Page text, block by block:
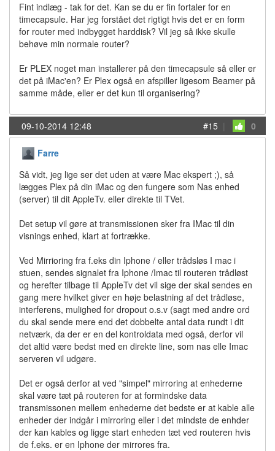
Fint indlæg - tak for det. Kan se du er fin fortaler for en
timecapsule. Har jeg forstået det rigtigt hvis det er en form
for router med indbygget harddisk? Vil jeg så ikke skulle
behøve min normale router?
Er PLEX noget man installerer på den timecapsule så eller er
det på iMac'en? Er Plex også en afspiller ligesom Beamer på
samme måde, eller er det kun til organisering?
09-10-2014 12:48 #15 | 0
Farre
Så vidt, jeg lige ser det uden at være Mac ekspert ;), så
lægges Plex på din iMac og den fungere som Nas enhed
(server) til dit AppleTv. eller direkte til TVet.
Det setup vil gøre at transmissionen sker fra IMac til din
visnings enhed, klart at fortrække.
Ved Mirrioring fra f.eks din Iphone / eller trådsløs I mac i
stuen, sendes signalet fra Iphone /Imac til routeren trådløst
og herefter tilbage til AppleTv det vil sige der skal sendes en
gang mere hvilket giver en høje belastning af det trådløse,
interferens, mulighed for dropout o.s.v (sagt med andre ord
du skal sende mere end det dobbelte antal data rundt i dit
netværk, da der er en del kontroldata med også, derfor vil
det altid være bedst med en direkte line, som nas elle Imac
serveren vil udgøre.
Det er også derfor at ved "simpel" mirroring at enhederne
skal være tæt på routeren for at formindske data
transmissonen mellem enhederne det bedste er at kable alle
enheder der indgår i mirroring eller i det mindste de enhder
der kan kables og ligge start enheden tæt ved routeren hvis
de f.eks. er en Iphone der mirrores fra.